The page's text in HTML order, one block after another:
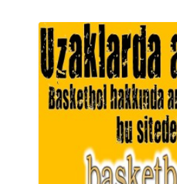
A. BAHRİ VRESKALA
Köşe Yazarı